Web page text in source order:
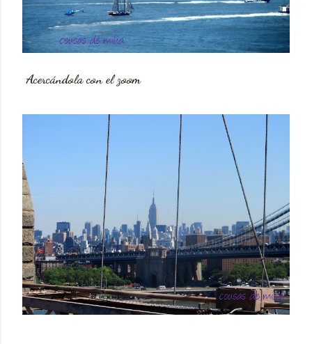
Acercándola con el zoom